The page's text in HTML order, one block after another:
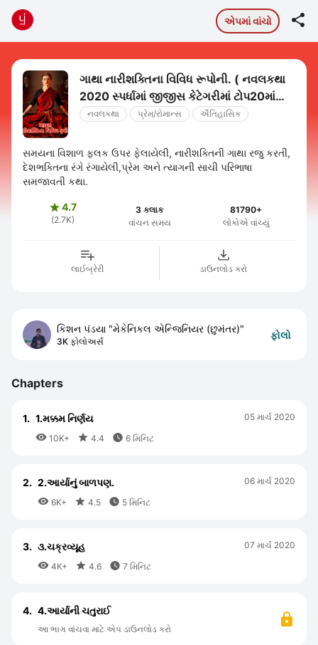
એપમાં વાંચો 
ગાથા નારીશક્તિના વિવિધ રૂપોની. ( નવલકથા
2020 સ્પર્ધામાં જીજીસ કેટેગરીમાં ટોપ20માં
આવેલી નવલકથા)
નવલકથા પ્રેમ/રોમાન્સ ઐતિહાસિક
સમયના વિશાળ ફલક ઉપર ફેલાયેલી, નારીશક્તિની ગાથા રજુ કરતી,
દેશભક્તિના રંગે રંગાયેલી,પ્રેમ અને ત્યાગની સાચી પરિભાષા
સમજાવતી કથા.
4.7
(2.7K)
3 કલાક
વાંચન સમય
81790+
લોકોએ વાંચ્યું
લાઈબ્રેરી ડાઉનલોડ કરો
કિશન પંડયા "મેકેનિકલ એન્જિનિયર (છુમંતર)"
3K ફોલોઅર્સ
ફોલો
Chapters
1. 1.મક્કમ નિર્ણય
 10K+  4.4  6 મિનિટ
05 માર્ચ 2020
2. 2.આર્યાનું બાળપણ.
 6K+  4.5  5 મિનિટ
06 માર્ચ 2020
3. ૩.ચક્રવ્યૂહ
 4K+  4.6  7 મિનિટ
07 માર્ચ 2020
4. 4.આર્યાની ચતુરાઈ
આ ભાગ વાંચવા માટે એપ ડાઉનલોડ કરો